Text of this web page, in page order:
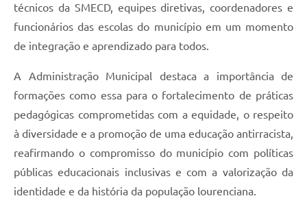
técnicos da SMECD, equipes diretivas, coordenadores e
funcionários das escolas do município em um momento
de integração e aprendizado para todos.
A Administração Municipal destaca a importância de
formações como essa para o fortalecimento de práticas
pedagógicas comprometidas com a equidade, o respeito
à diversidade e a promoção de uma educação antirracista,
reafirmando o compromisso do município com políticas
públicas educacionais inclusivas e com a valorização da
identidade e da história da população lourenciana.